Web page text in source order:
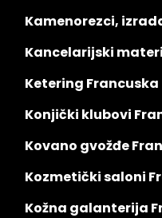
Kamenorezci,
Kancelarijski
Ketering Francuska
Konjički klubovi
Kovano gvožđe
Kozmetički saloni
Kožna galanterija